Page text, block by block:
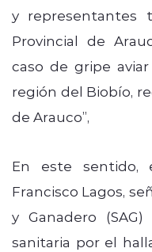
y representantes
Provincial de
caso de gripe
región del Biobío,
de Arauco”,
En este sentido,
Francisco Lagos,
y Ganadero
sanitaria por el